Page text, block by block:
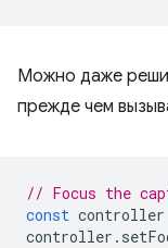
Можно даже
прежде чем
// Focus the
const controller
controller .